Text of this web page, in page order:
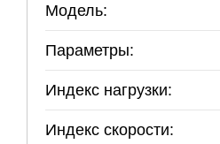
Модель:
Параметры:
Индекс нагрузки:
Индекс скорости: